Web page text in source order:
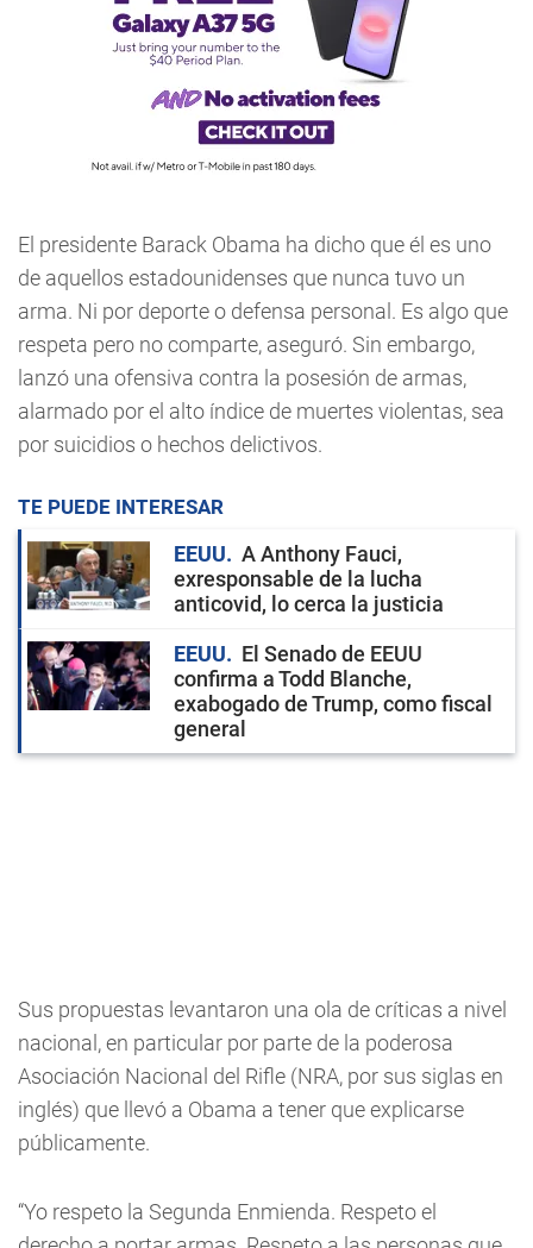
El presidente Barack Obama ha dicho que él es uno
de aquellos estadounidenses que nunca tuvo un
arma. Ni por deporte o defensa personal. Es algo que
respeta pero no comparte, aseguró. Sin embargo,
lanzó una ofensiva contra la posesión de armas,
alarmado por el alto índice de muertes violentas, sea
por suicidios o hechos delictivos.
TE PUEDE INTERESAR
EEUU
A Anthony Fauci,
exresponsable de la lucha
anticovid, lo cerca la justicia
EEUU
El Senado de EEUU
confirma a Todd Blanche,
exabogado de Trump, como fiscal
general
Sus propuestas levantaron una ola de críticas a nivel
nacional, en particular por parte de la poderosa
Asociación Nacional del Rifle (NRA, por sus siglas en
inglés) que llevó a Obama a tener que explicarse
públicamente.
“Yo respeto la Segunda Enmienda. Respeto el